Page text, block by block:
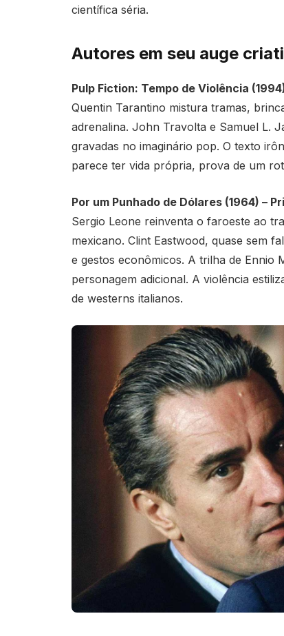
científica séria.
Autores em seu auge
Pulp Fiction: Tempo de Violência
Quentin Tarantino mistura tramas,
adrenalina. John Travolta e Samuel L.
gravadas no imaginário pop. O texto
parece ter vida própria, prova de um
Por um Punhado de Dólares (1964) –
Sergio Leone reinventa o faroeste ao
mexicano. Clint Eastwood, quase sem
e gestos econômicos. A trilha de
personagem adicional. A violência
de westerns italianos.